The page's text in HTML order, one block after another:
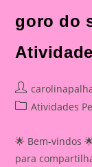
goro do
Post
author:
PostAtividades
🌟 Bem-vindos
para